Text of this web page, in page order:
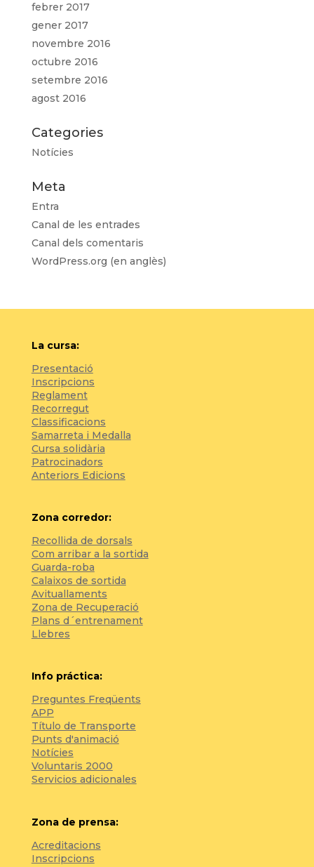
febrer 2017
gener 2017
novembre 2016
octubre 2016
setembre 2016
agost 2016
Categories
Notícies
Meta
Entra
Canal de les entrades
Canal dels comentaris
WordPress.org (en anglès)
La cursa:
Presentació
Inscripcions
Reglament
Recorregut
Classificacions
Samarreta i Medalla
Cursa solidària
Patrocinadors
Anteriors Edicions
Zona corredor:
Recollida de dorsals
Com arribar a la sortida
Guarda-roba
Calaixos de sortida
Avituallaments
Zona de Recuperació
Plans d´entrenament
Llebres
Info práctica:
Preguntes Freqüents
APP
Título de Transporte
Punts d'animació
Notícies
Voluntaris 2000
Servicios adicionales
Zona de prensa:
Acreditacions
Inscripcions